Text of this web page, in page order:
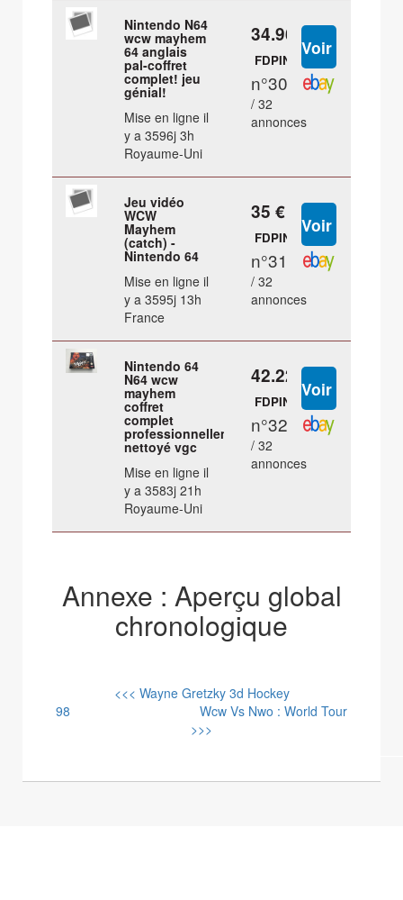
Nintendo N64
wcw mayhem
64 anglais
pal-coffret
complet! jeu
génial!
Mise en ligne il
y a 3596j 3h
Royaume-Uni
34.96 €
FDPIN
n°30
/ 32
annonces
Jeu vidéo
WCW
Mayhem
(catch) -
Nintendo 64
Mise en ligne il
y a 3595j 13h
France
35 €
FDPIN
n°31
/ 32
annonces
Nintendo 64
N64 wcw
mayhem
coffret
complet
professionnellement
nettoyé vgc
Mise en ligne il
y a 3583j 21h
Royaume-Uni
42.22 €
FDPIN
n°32
/ 32
annonces
Annexe : Aperçu global
chronologique
<<< Wayne Gretzky 3d Hockey
98
Wcw Vs Nwo : World Tour
>>>